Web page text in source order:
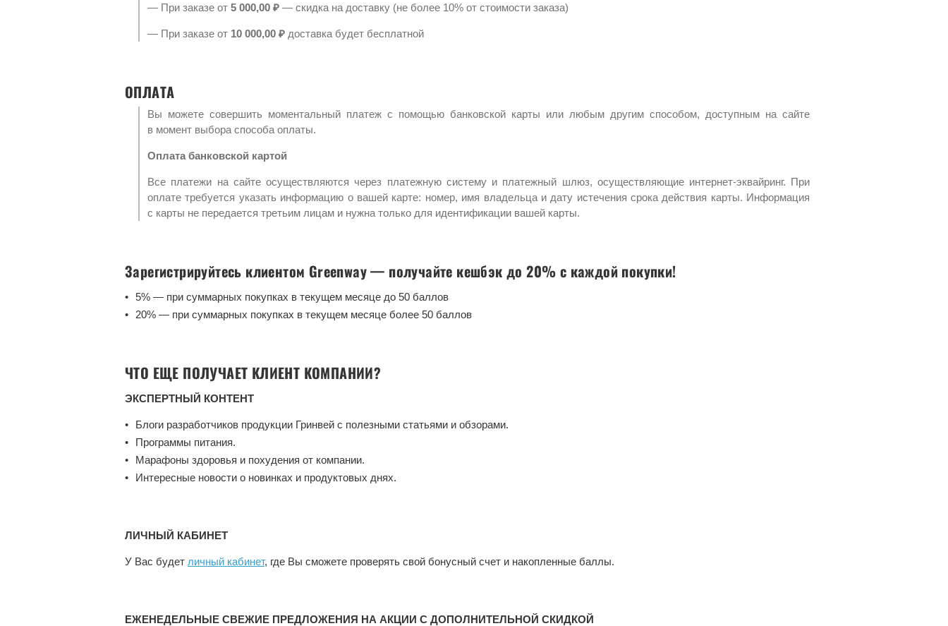
— При заказе от 5 000,00 ₽ — скидка на доставку (не более 10% от стоимости заказа)
— При заказе от 10 000,00 ₽ доставка будет бесплатной
ОПЛАТА
Вы можете совершить моментальный платеж с помощью банковской карты или любым другим способом, доступным на сайте
в момент выбора способа оплаты.
Оплата банковской картой
Все платежи на сайте осуществляются через платежную систему и платежный шлюз, осуществляющие интернет-эквайринг. При
оплате требуется указать информацию о вашей карте: номер, имя владельца и дату истечения срока действия карты. Информация
с карты не передается третьим лицам и нужна только для идентификации вашей карты.
Зарегистрируйтесь клиентом Greenway — получайте кешбэк до 20% с каждой покупки!
5% — при суммарных покупках в текущем месяце до 50 баллов
20% — при суммарных покупках в текущем месяце более 50 баллов
ЧТО ЕЩЕ ПОЛУЧАЕТ КЛИЕНТ КОМПАНИИ?
ЭКСПЕРТНЫЙ КОНТЕНТ
Блоги разработчиков продукции Гринвей с полезными статьями и обзорами.
Программы питания.
Марафоны здоровья и похудения от компании.
Интересные новости о новинках и продуктовых днях.
ЛИЧНЫЙ КАБИНЕТ
У Вас будет личный кабинет, где Вы сможете проверять свой бонусный счет и накопленные баллы.
ЕЖЕНЕДЕЛЬНЫЕ СВЕЖИЕ ПРЕДЛОЖЕНИЯ НА АКЦИИ С ДОПОЛНИТЕЛЬНОЙ СКИДКОЙ